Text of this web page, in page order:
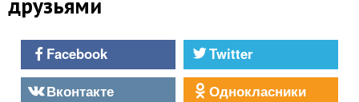
друзьями
Facebook
Twitter
Вконтакте
Однокласники